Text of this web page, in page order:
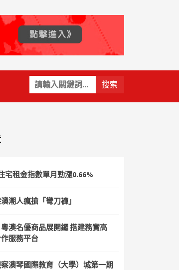
關
鍵
字:
宅租金指數單月勁漲0.66%
潮人瘋搶「彎刀褲」
澳名優商品展開鑼 搭建務實高
服務平台
澳琴國際教育（大學）城第一期